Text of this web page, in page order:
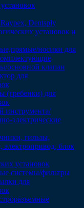
Dentsply
установок и
носики для
основной клапан
для
(гребенки) для
инструмента/
электрические
гильзы,
электропривод, блок
установок
системы/фильтры
для